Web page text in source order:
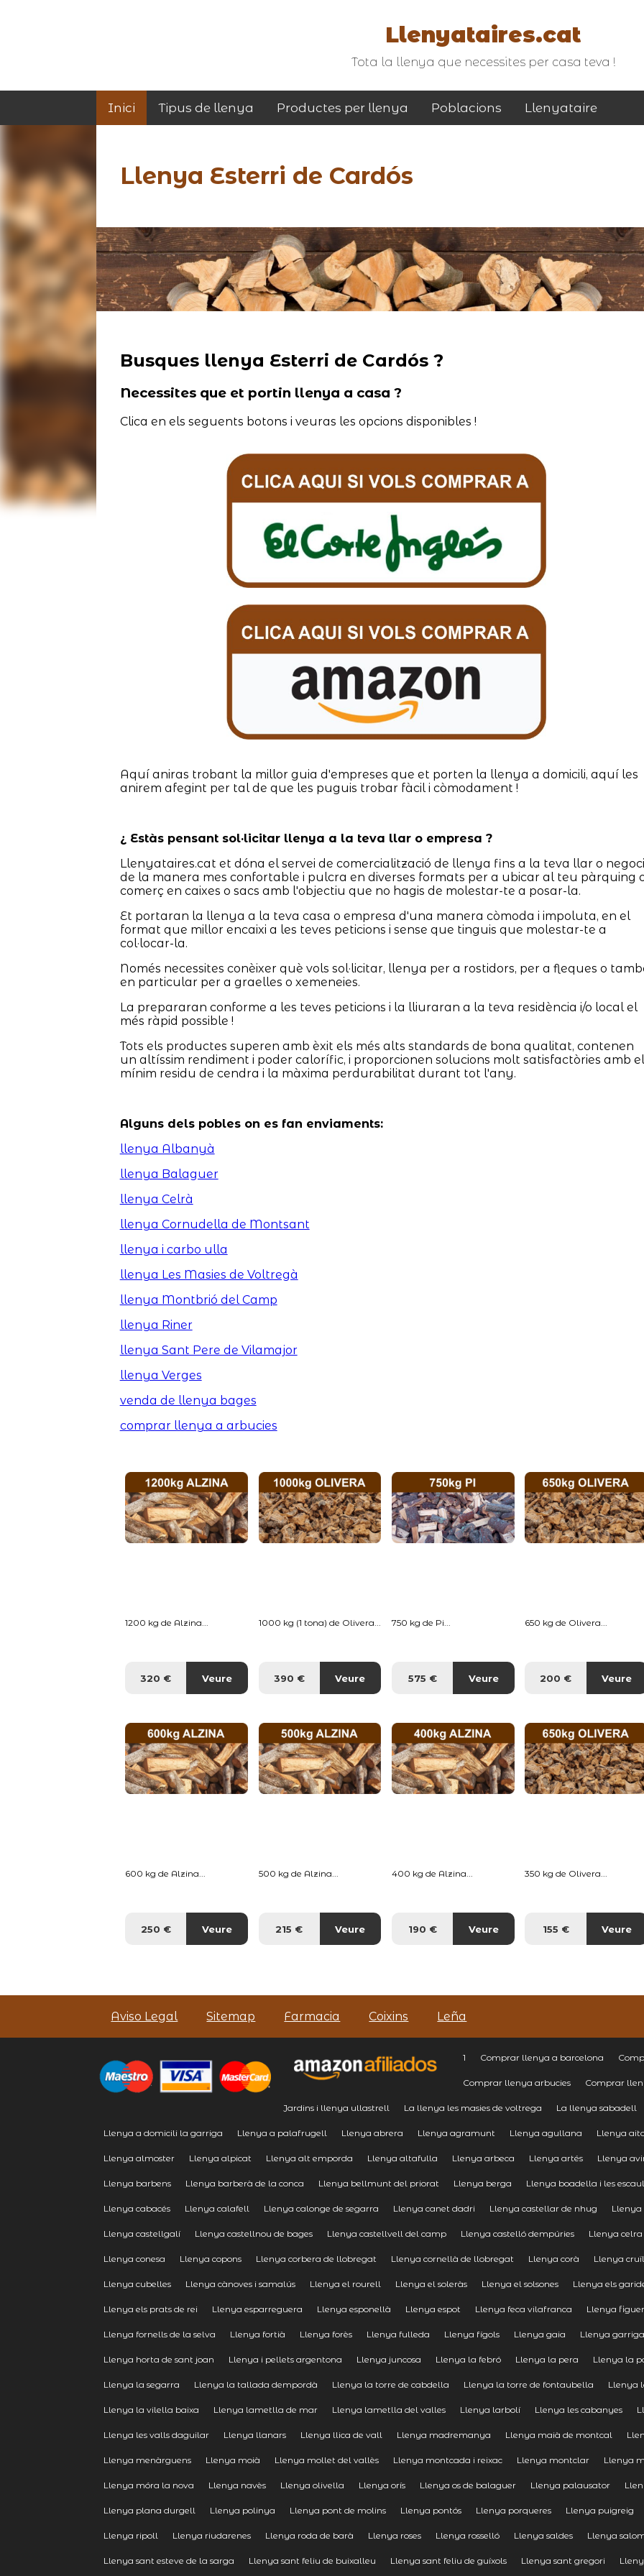
Llenyataires.cat
Tota la llenya que necessites per casa teva !
Inici Tipus de llenya Productes per llenya Poblacions Llenyataire
Llenya Esterri de Cardós
Busques llenya Esterri de Cardós ?
Necessites que et portin llenya a casa ?
Clica en els seguents botons i veuras les opcions disponibles !
Aquí aniras trobant la millor guia d'empreses que et porten la llenya a domicili, aquí les
anirem afegint per tal de que les puguis trobar fàcil i còmodament !
¿ Estàs pensant sol·licitar llenya a la teva llar o empresa ?
Llenyataires.cat et dóna el servei de comercialització de llenya fins a la teva llar o negoci
de la manera mes confortable i pulcra en diverses formats per a ubicar al teu pàrquing
comerç en caixes o sacs amb l'objectiu que no hagis de molestar-te a posar-la.
Et portaran la llenya a la teva casa o empresa d'una manera còmoda i impoluta, en el
format que millor encaixi a les teves peticions i sense que tinguis que molestar-te a
col·locar-la.
Només necessites conèixer què vols sol·licitar, llenya per a rostidors, per a fleques o
en particular per a graelles o xemeneies.
La prepararan conforme a les teves peticions i la lliuraran a la teva residència i/o local el
més ràpid possible !
Tots els productes superen amb èxit els més alts standards de bona qualitat, contenen
un altíssim rendiment i poder calorífic, i proporcionen solucions molt satisfactòries amb el
mínim residu de cendra i la màxima perdurabilitat durant tot l'any.
Alguns dels pobles on es fan enviaments:
llenya Albanyà
llenya Balaguer
llenya Celrà
llenya Cornudella de Montsant
llenya i carbo ulla
llenya Les Masies de Voltregà
llenya Montbrió del Camp
llenya Riner
llenya Sant Pere de Vilamajor
llenya Verges
venda de llenya bages
comprar llenya a arbucies
1200 kg de Alzina...
320 € Veure
1000 kg (1 tona) de Olivera...
390 € Veure
750 kg de Pi...
575 € Veure
650 kg de Olivera...
200 € Veure
600 kg de Alzina...
250 € Veure
500 kg de Alzina...
215 € Veure
400 kg de Alzina...
190 € Veure
350 kg de Olivera...
155 € Veure
Aviso Legal Sitemap Farmacia Coixins Leña
1 Comprar llenya a barcelona
Comprar llenya arbucies Comprar
Jardins i llenya ullastrell La llenya les masies de voltrega La llenya sabadell
Llenya a domicili la garriga Llenya a palafrugell Llenya abrera Llenya agramunt Llenya agullana Llenya
Llenya almoster Llenya alpicat Llenya alt emporda Llenya altafulla Llenya arbeca Llenya artés Llenya
Llenya barbens Llenya barberà de la conca Llenya bellmunt del priorat Llenya berga Llenya boadella i les
Llenya cabacés Llenya calafell Llenya calonge de segarra Llenya canet dadri Llenya castellar de nhug Llenya
Llenya castellgalí Llenya castellnou de bages Llenya castellvell del camp Llenya castelló dempúries Llenya celra
Llenya conesa Llenya copons Llenya corbera de llobregat Llenya cornellà de llobregat Llenya corà Llenya
Llenya cubelles Llenya cànoves i samalús Llenya el rourell Llenya el soleràs Llenya el solsones Llenya els
Llenya els prats de rei Llenya esparreguera Llenya esponellà Llenya espot Llenya feca vilafranca Llenya
Llenya fornells de la selva Llenya fortià Llenya forès Llenya fulleda Llenya fígols Llenya gaia Llenya
Llenya horta de sant joan Llenya i pellets argentona Llenya juncosa Llenya la febró Llenya la pera Llenya la
Llenya la segarra Llenya la tallada dempordà Llenya la torre de cabdella Llenya la torre de fontaubella Llenya
Llenya la vilella baixa Llenya lametlla de mar Llenya lametlla del valles Llenya larbolí Llenya les cabanyes
Llenya les valls daguilar Llenya llanars Llenya llica de vall Llenya madremanya Llenya maià de montcal
Llenya menàrguens Llenya moià Llenya mollet del vallès Llenya montcada i reixac Llenya montclar Llenya
Llenya móra la nova Llenya navès Llenya olivella Llenya orís Llenya os de balaguer Llenya palausator
Llenya plana durgell Llenya polinya Llenya pont de molins Llenya pontós Llenya porqueres Llenya puigreig
Llenya ripoll Llenya riudarenes Llenya roda de barà Llenya roses Llenya rosselló Llenya saldes Llenya
Llenya sant esteve de la sarga Llenya sant feliu de buixalleu Llenya sant feliu de guíxols Llenya sant gregori